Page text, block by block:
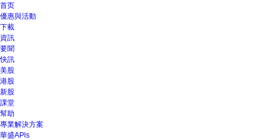
首页
優惠與活動
下載
資訊
要聞
快訊
美股
港股
新股
課堂
幫助
專業解決方案
華盛APls